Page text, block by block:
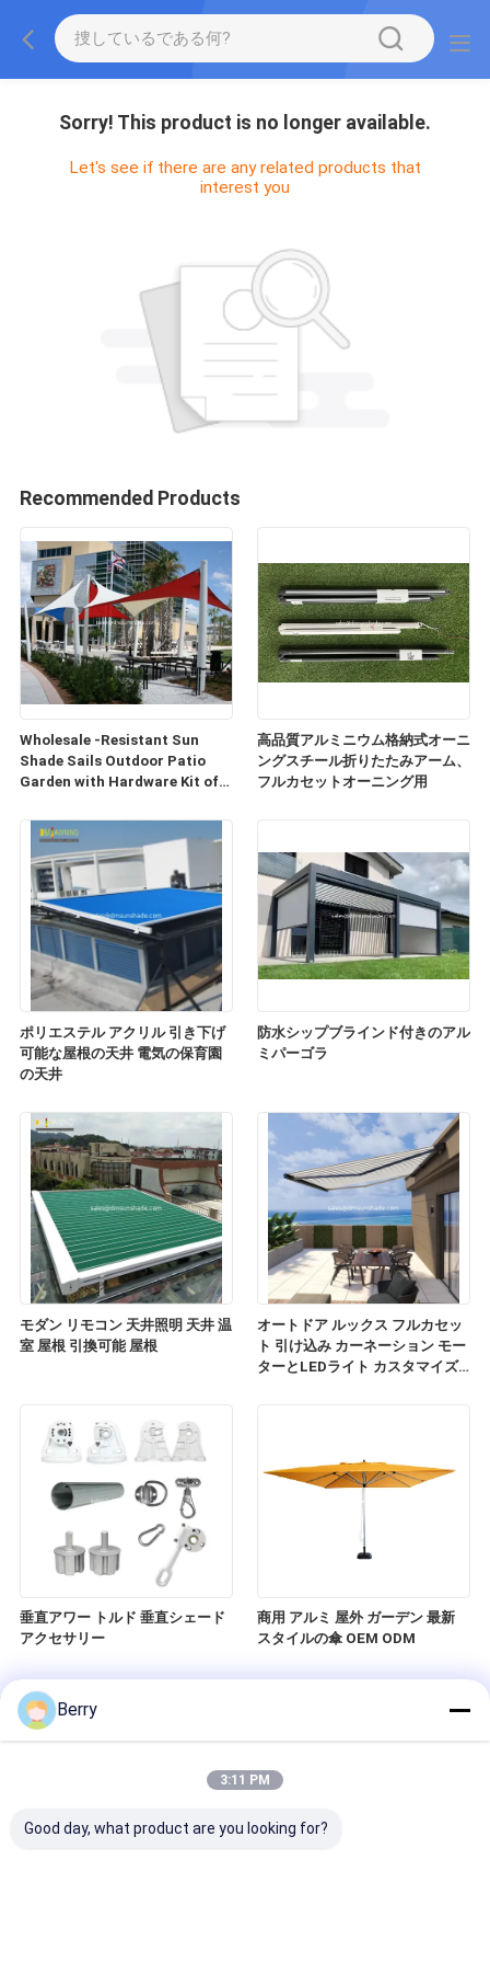
Sorry! This product is no longer available.
Let's see if there are any related products that
interest you
Recommended Products
Wholesale -Resistant Sun
Shade Sails Outdoor Patio
Garden with Hardware Kit of
高品質アルミニウム格納式オーニ
ングスチール折りたたみアーム、
フルカセットオーニング用
ポリエステル アクリル 引き下げ
可能な屋根の天井 電気の保育園
の天井
防水シップブラインド付きのアル
ミパーゴラ
モダン リモコン 天井照明 天井 温
室 屋根 引換可能 屋根
オートドア ルックス フルカセッ
ト 引け込み カーネーション モー
ターとLEDライト カスタマイズ
垂直アワー トルド 垂直シェード
アクセサリー
商用 アルミ 屋外 ガーデン 最新
スタイルの傘 OEM ODM
Berry
3:11 PM
Good day, what product are you looking for?